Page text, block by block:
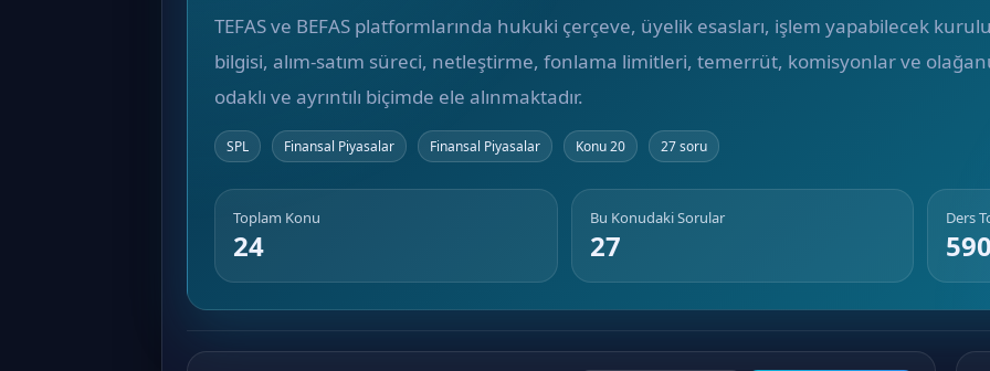
TEFAS ve BEFAS platformlarında hukuki çerçeve, üyelik esasları, işlem yapabilecek
bilgisi, alım-satım süreci, netleştirme, fonlama limitleri, temerrüt, komisyonlar ve
odaklı ve ayrıntılı biçimde ele alınmaktadır.
SPL Finansal Piyasalar Finansal Piyasalar Konu 20 27 soru
Toplam Konu
24
Bu Konudaki Sorular
27
Ders
590